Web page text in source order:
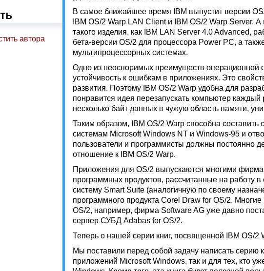
автора
В самое ближайшее время IBM выпустит версии
IBM OS/2 Warp LAN Client и IBM OS/2 Warp
такого изделия, как IBM LAN Server 4.0 Advanced,
бета-версии OS/2 для процессора Power PC, а
мультипроцессорных системах.
Одно из неоспоримых преимуществ операционной
устойчивость к ошибкам в приложениях. Это
развития. Поэтому IBM OS/2 Warp удобна для
понравится идея перезапускать компьютер
несколько байт данных в чужую область памяти,
Таким образом, IBM OS/2 Warp способна
системам Microsoft Windows NT и Windows-95 и
пользователи и программисты должны постоянно
отношение к IBM OS/2 Warp.
Приложения для OS/2 выпускаются многими
программных продуктов, рассчитанные на работу
систему Smart Suite (аналогичную по своему
программного продукта Corel Draw for OS/2.
OS/2, например, фирма Software AG уже давно
сервер СУБД Adabas for OS/2.
Теперь о нашей серии книг, посвященной IBM OS/2
Мы поставили перед собой задачу написать серию
приложений Microsoft Windows, так и для тех, кто